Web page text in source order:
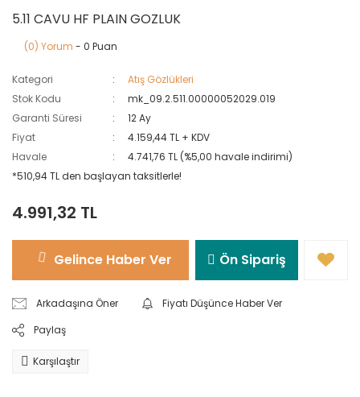
5.11 CAVU HF PLAIN GOZLUK
(0) Yorum - 0 Puan
Kategori
Atış Gözlükleri
Stok Kodu
mk_09.2.511.00000052029.019
Garanti Süresi
12 Ay
Fiyat
4.159,44 TL + KDV
Havale
4.741,76 TL (%5,00 havale indirimi)
*510,94 TL den başlayan taksitlerle!
4.991,32 TL
Gelince Haber Ver Ön Sipariş
Arkadaşına Öner
Fiyatı Düşünce Haber Ver
Paylaş
Karşılaştır